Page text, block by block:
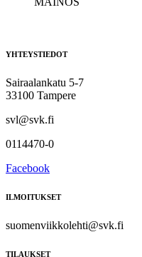
YHTEYSTIEDOT
Sairaalankatu 5-7
33100 Tampere
svl@svk.fi
0114470-0
Facebook
ILMOITUKSET
suomenviikkolehti@svk.fi
TILAUKSET